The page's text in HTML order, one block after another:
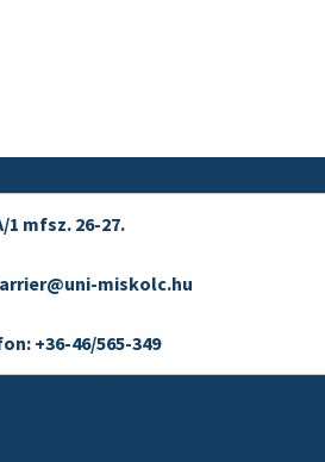
1 mfsz. 26-27.
miskolc.hu
+36-46/565-349